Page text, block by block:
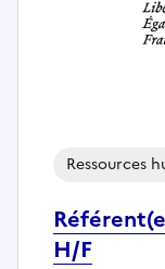
H/F
Ressources